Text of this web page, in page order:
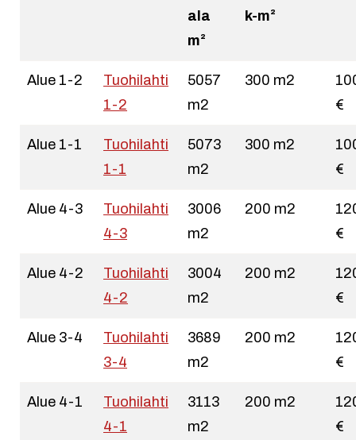
ala
m²
k-m²
Alue 1-2
Tuohilahti
1-2
5057
m2
300 m2
€
Alue 1-1
Tuohilahti
1-1
5073
m2
300 m2
€
Alue 4-3
Tuohilahti
4-3
3006
m2
200 m2
€
Alue 4-2
Tuohilahti
4-2
3004
m2
200 m2
€
Alue 3-4
Tuohilahti
3-4
3689
m2
200 m2
€
Alue 4-1
Tuohilahti
4-1
3113
m2
200 m2
€